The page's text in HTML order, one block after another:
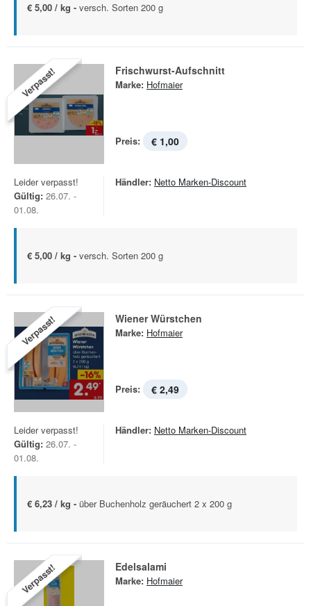
€ 5,00 / kg - versch. Sorten 200 g
Verpasst! Frischwurst-Aufschnitt
Marke: Hofmaier
Preis: € 1,00
Leider verpasst!
Gültig: 26.07. -
01.08.
Händler: Netto Marken-Discount
€ 5,00 / kg - versch. Sorten 200 g
Verpasst! Wiener Würstchen
Marke: Hofmaier
Preis: € 2,49
Leider verpasst!
Gültig: 26.07. -
01.08.
Händler: Netto Marken-Discount
€ 6,23 / kg - über Buchenholz geräuchert 2 x 200 g
Verpasst! Edelsalami
Marke: Hofmaier